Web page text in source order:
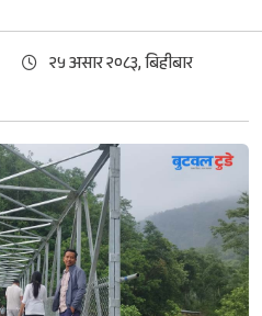
२५ असार २०८३, बिहीबार